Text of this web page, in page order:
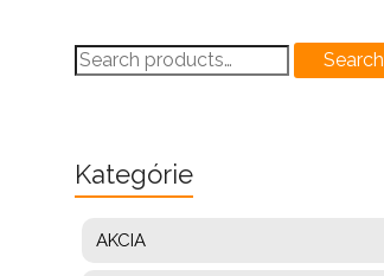
Search
for:
Search
Kategórie
AKCIA